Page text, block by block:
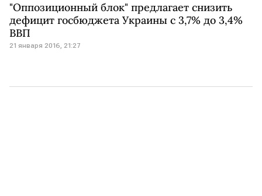
"Оппозиционный блок" предлагает снизить
дефицит госбюджета Украины с 3,7% до 3,4%
ВВП
21 января 2016, 21:27